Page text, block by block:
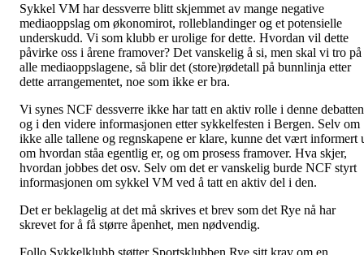
Sykkel VM har dessverre blitt skjemmet av mange negative
mediaoppslag om økonomirot, rolleblandinger og et potensielle
underskudd. Vi som klubb er urolige for dette. Hvordan vil dette
påvirke oss i årene framover? Det vanskelig å si, men skal vi tro på
alle mediaoppslagene, så blir det (store)rødetall på bunnlinja etter
dette arrangementet, noe som ikke er bra.
Vi synes NCF dessverre ikke har tatt en aktiv rolle i denne debatten
og i den videre informasjonen etter sykkelfesten i Bergen. Selv om
ikke alle tallene og regnskapene er klare, kunne det vært informert
om hvordan ståa egentlig er, og om prosess framover. Hva skjer,
hvordan jobbes det osv. Selv om det er vanskelig burde NCF styrt
informasjonen om sykkel VM ved å tatt en aktiv del i den.
Det er beklagelig at det må skrives et brev som det Rye nå har
skrevet for å få større åpenhet, men nødvendig.
Follo Sykkelklubb støtter Sportsklubben Rye sitt krav om en